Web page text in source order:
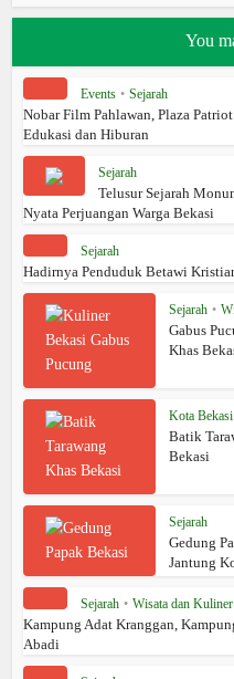
You
Events • Sejarah
Nobar Film Pahlawan, Plaza
Edukasi dan Hiburan
Sejarah
Telusur Sejarah
Nyata Perjuangan Warga Bekasi
Sejarah
Hadirnya Penduduk Betawi
Sejarah •
Gabus
Khas
Kota Bekasi
Batik
Bekasi
Sejarah
Gedung
Jantung
Sejarah • Wisata dan Kuliner
Kampung Adat Kranggan,
Abadi